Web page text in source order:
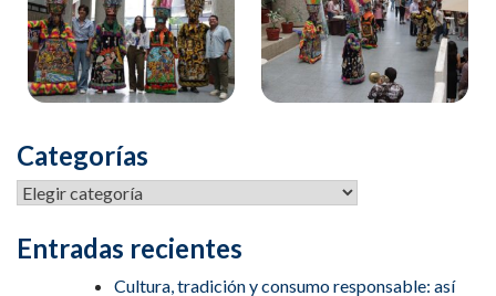
Categorías
Entradas recientes
Cultura, tradición y consumo responsable: así